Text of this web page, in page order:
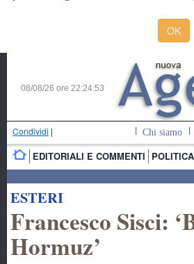
OK
08/08/26 ore 22:24:54
Condividi | Chi siamo
EDITORIALI E COMMENTI POLITICA
ESTERI
Francesco Sisci:
Hormuz’